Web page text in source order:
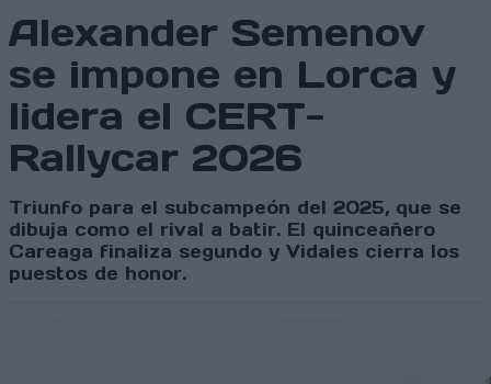
Alexander Semenov
se impone en Lorca y
lidera el CERT-
Rallycar 2026
Triunfo para el subcampeón del 2025, que se
dibuja como el rival a batir. El quinceañero
Careaga finaliza segundo y Vidales cierra los
puestos de honor.